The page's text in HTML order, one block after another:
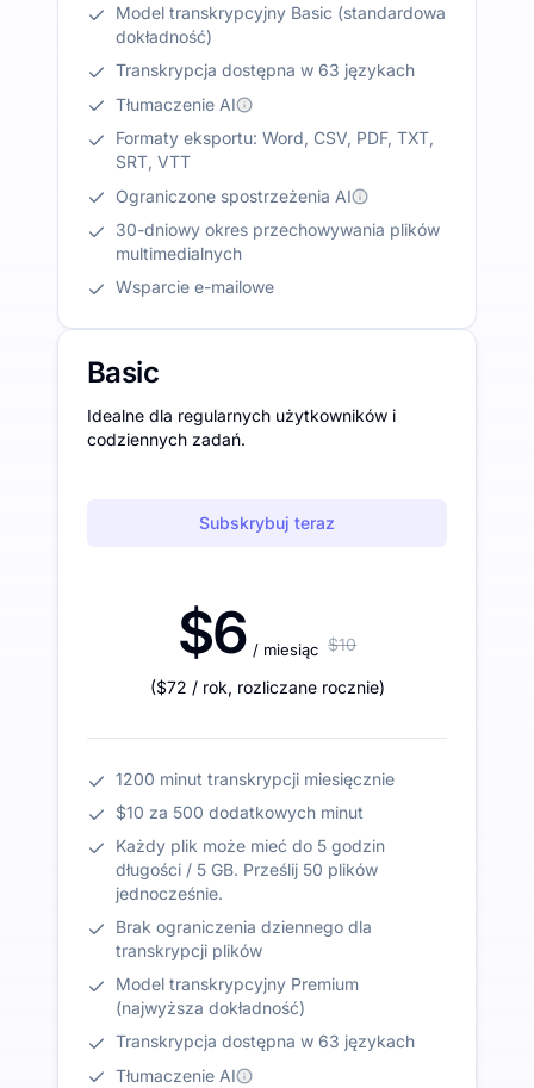
Model transkrypcyjny Basic (standardowa
dokładność)
Transkrypcja dostępna w 63 językach
Tłumaczenie AI
Formaty eksportu: Word, CSV, PDF, TXT,
SRT, VTT
Ograniczone spostrzeżenia AI
30-dniowy okres przechowywania plików
multimedialnych
Wsparcie e-mailowe
Basic
Idealne dla regularnych użytkowników i
codziennych zadań.
Subskrybuj teraz
$6 / miesiąc $10
($72 / rok, rozliczane rocznie)
1200 minut transkrypcji miesięcznie
$10 za 500 dodatkowych minut
Każdy plik może mieć do 5 godzin
długości / 5 GB. Prześlij 50 plików
jednocześnie.
Brak ograniczenia dziennego dla
transkrypcji plików
Model transkrypcyjny Premium
(najwyższa dokładność)
Transkrypcja dostępna w 63 językach
Tłumaczenie AI